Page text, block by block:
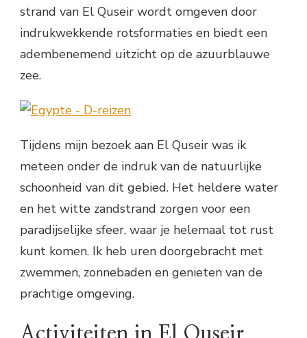
strand van El Quseir wordt omgeven door
indrukwekkende rotsformaties en biedt een
adembenemend uitzicht op de azuurblauwe
zee.
Tijdens mijn bezoek aan El Quseir was ik
meteen onder de indruk van de natuurlijke
schoonheid van dit gebied. Het heldere water
en het witte zandstrand zorgen voor een
paradijselijke sfeer, waar je helemaal tot rust
kunt komen. Ik heb uren doorgebracht met
zwemmen, zonnebaden en genieten van de
prachtige omgeving.